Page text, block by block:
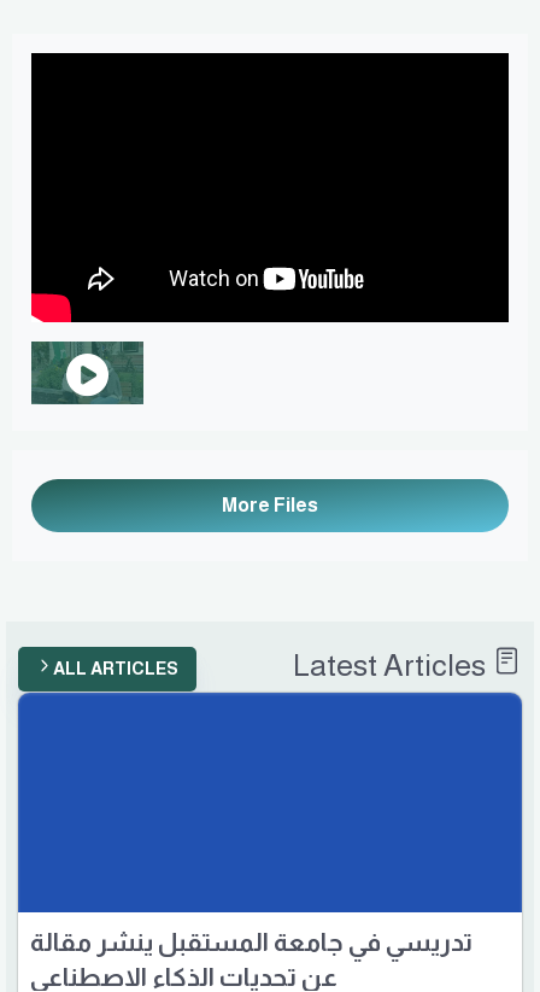
More Files
ALL ARTICLES
تدريسي في جامعة المستقبل ينشر مقالة
عن تحديات الذكاء الاصطناعي